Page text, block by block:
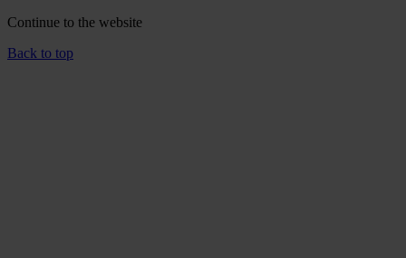
Continue to the website
Back to top